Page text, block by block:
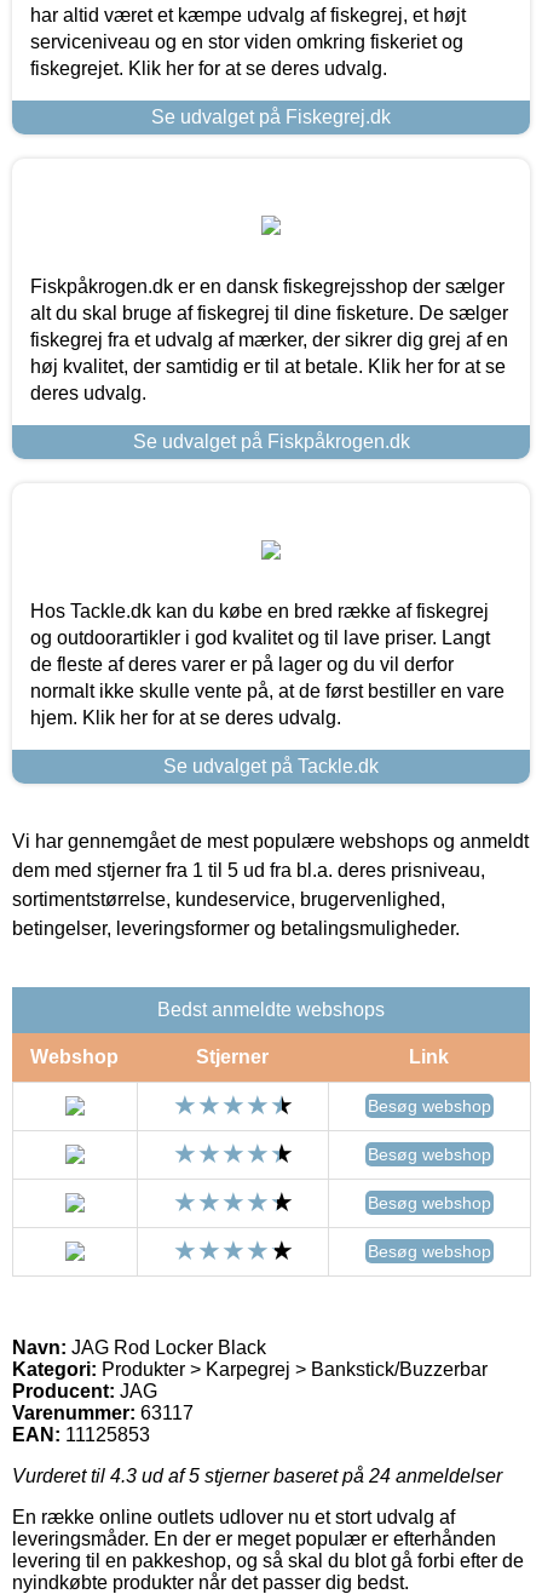
har altid været et kæmpe udvalg af fiskegrej, et højt
serviceniveau og en stor viden omkring fiskeriet og
fiskegrejet. Klik her for at se deres udvalg.
Se udvalget på Fiskegrej.dk
Fiskpåkrogen.dk er en dansk fiskegrejsshop der sælger
alt du skal bruge af fiskegrej til dine fisketure. De sælger
fiskegrej fra et udvalg af mærker, der sikrer dig grej af en
høj kvalitet, der samtidig er til at betale. Klik her for at se
deres udvalg.
Se udvalget på Fiskpåkrogen.dk
Hos Tackle.dk kan du købe en bred række af fiskegrej
og outdoorartikler i god kvalitet og til lave priser. Langt
de fleste af deres varer er på lager og du vil derfor
normalt ikke skulle vente på, at de først bestiller en vare
hjem. Klik her for at se deres udvalg.
Se udvalget på Tackle.dk
Vi har gennemgået de mest populære webshops og anmeldt
dem med stjerner fra 1 til 5 ud fra bl.a. deres prisniveau,
sortimentstørrelse, kundeservice, brugervenlighed,
betingelser, leveringsformer og betalingsmuligheder.
Bedst anmeldte webshops
Webshop Stjerner Link
Besøg webshop
Besøg webshop
Besøg webshop
Besøg webshop
Navn: JAG Rod Locker Black
Kategori: Produkter > Karpegrej > Bankstick/Buzzerbar
Producent: JAG
Varenummer: 63117
EAN: 11125853
Vurderet til 4.3 ud af 5 stjerner baseret på 24 anmeldelser
En række online outlets udlover nu et stort udvalg af
leveringsmåder. En der er meget populær er efterhånden
levering til en pakkeshop, og så skal du blot gå forbi efter de
nyindkøbte produkter når det passer dig bedst.